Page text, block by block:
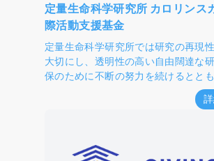
定量生命科学研究所 カロリンス
際活動支援基金
定量生命科学研究所では研究の再現
大切にし、透明性の高い自由闊達な
保のために不断の努力を続けるとと